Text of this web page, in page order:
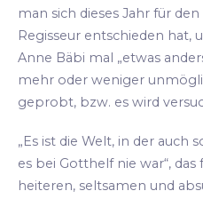
man sich dieses Jahr für
Regisseur entschieden hat,
Anne Bäbi mal „etwas
mehr oder weniger
geprobt, bzw. es wird
„Es ist die Welt, in der auch
es bei Gotthelf nie war“,
heiteren, seltsamen und